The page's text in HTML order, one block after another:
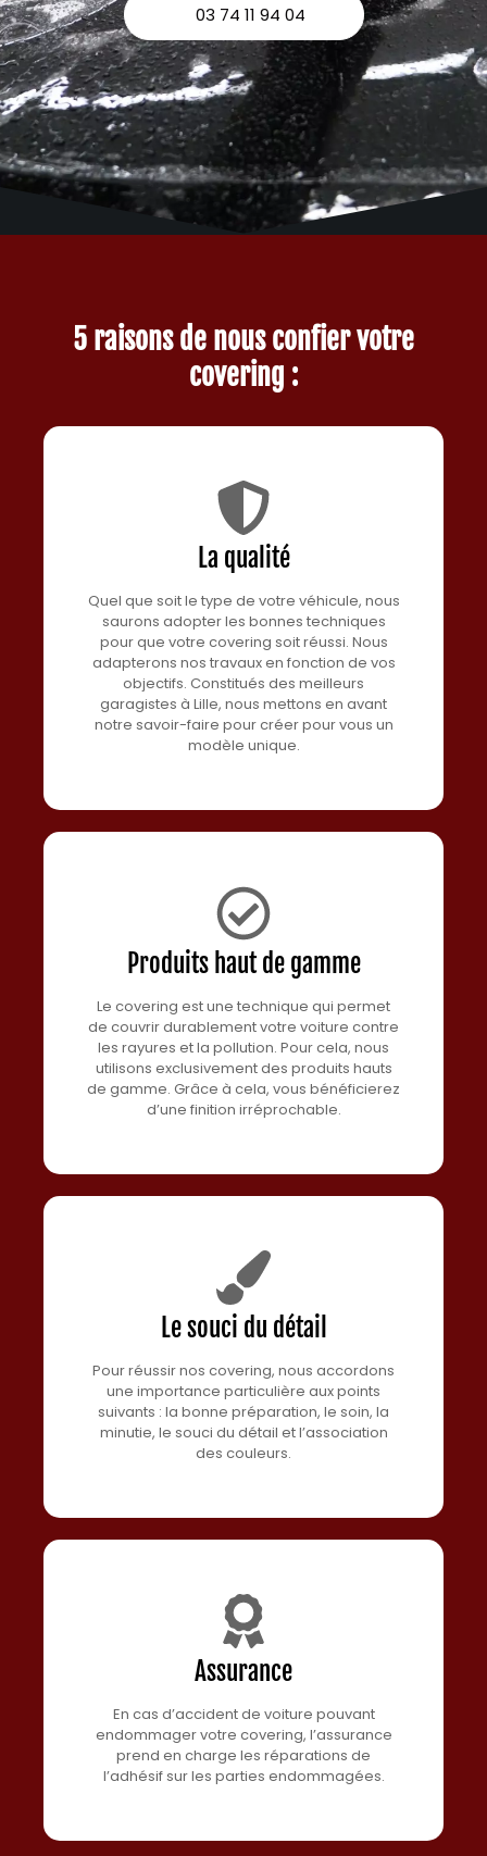
03 74 11 94 04
5 raisons de nous confier votre
covering :
La qualité
Quel que soit le type de votre véhicule, nous
saurons adopter les bonnes techniques
pour que votre covering soit réussi. Nous
adapterons nos travaux en fonction de vos
objectifs. Constitués des meilleurs
garagistes à Lille, nous mettons en avant
notre savoir-faire pour créer pour vous un
modèle unique.
Produits haut de gamme
Le covering est une technique qui permet
de couvrir durablement votre voiture contre
les rayures et la pollution. Pour cela, nous
utilisons exclusivement des produits hauts
de gamme. Grâce à cela, vous bénéficierez
d’une finition irréprochable.
Le souci du détail
Pour réussir nos covering, nous accordons
une importance particulière aux points
suivants : la bonne préparation, le soin, la
minutie, le souci du détail et l’association
des couleurs.
Assurance
En cas d’accident de voiture pouvant
endommager votre covering, l’assurance
prend en charge les réparations de
l’adhésif sur les parties endommagées.